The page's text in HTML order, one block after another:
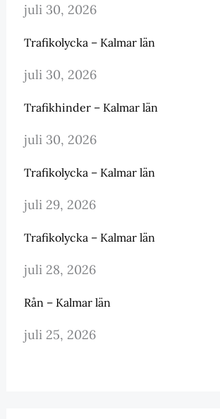
juli 30, 2026
Trafikolycka – Kalmar län
juli 30, 2026
Trafikhinder – Kalmar län
juli 30, 2026
Trafikolycka – Kalmar län
juli 29, 2026
Trafikolycka – Kalmar län
juli 28, 2026
Rån – Kalmar län
juli 25, 2026